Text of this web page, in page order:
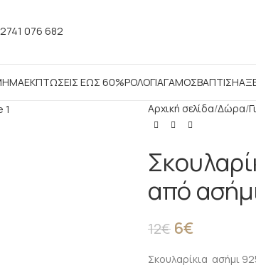
2741 076 682
ΕΚΠΤΩΣΕΙΣ ΕΩΣ 60%ΡΟΛΟΓΙΑΓΑΜΟΣΒΑΠΤΙΣΗ
Αρχική σελίδα Δώρα
από
12€ 6€
Σκουλαρίκια ασήμι